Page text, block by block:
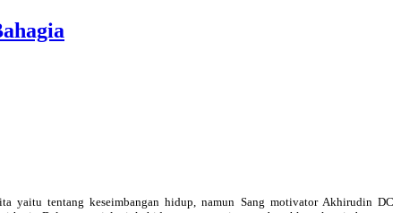
yaitu tentang keseimbangan hidup, namun Sang motivator Akhirudin DC